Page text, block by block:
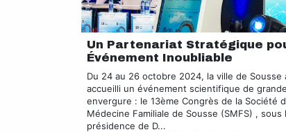
Un Partenariat Stratégique
Événement Inoubliable
Du 24 au 26 octobre 2024, la ville de Sousse
accueilli un événement scientifique de grande
envergure : le 13ème Congrès de la Société
Médecine Familiale de Sousse (SMFS) , sous
présidence de D...